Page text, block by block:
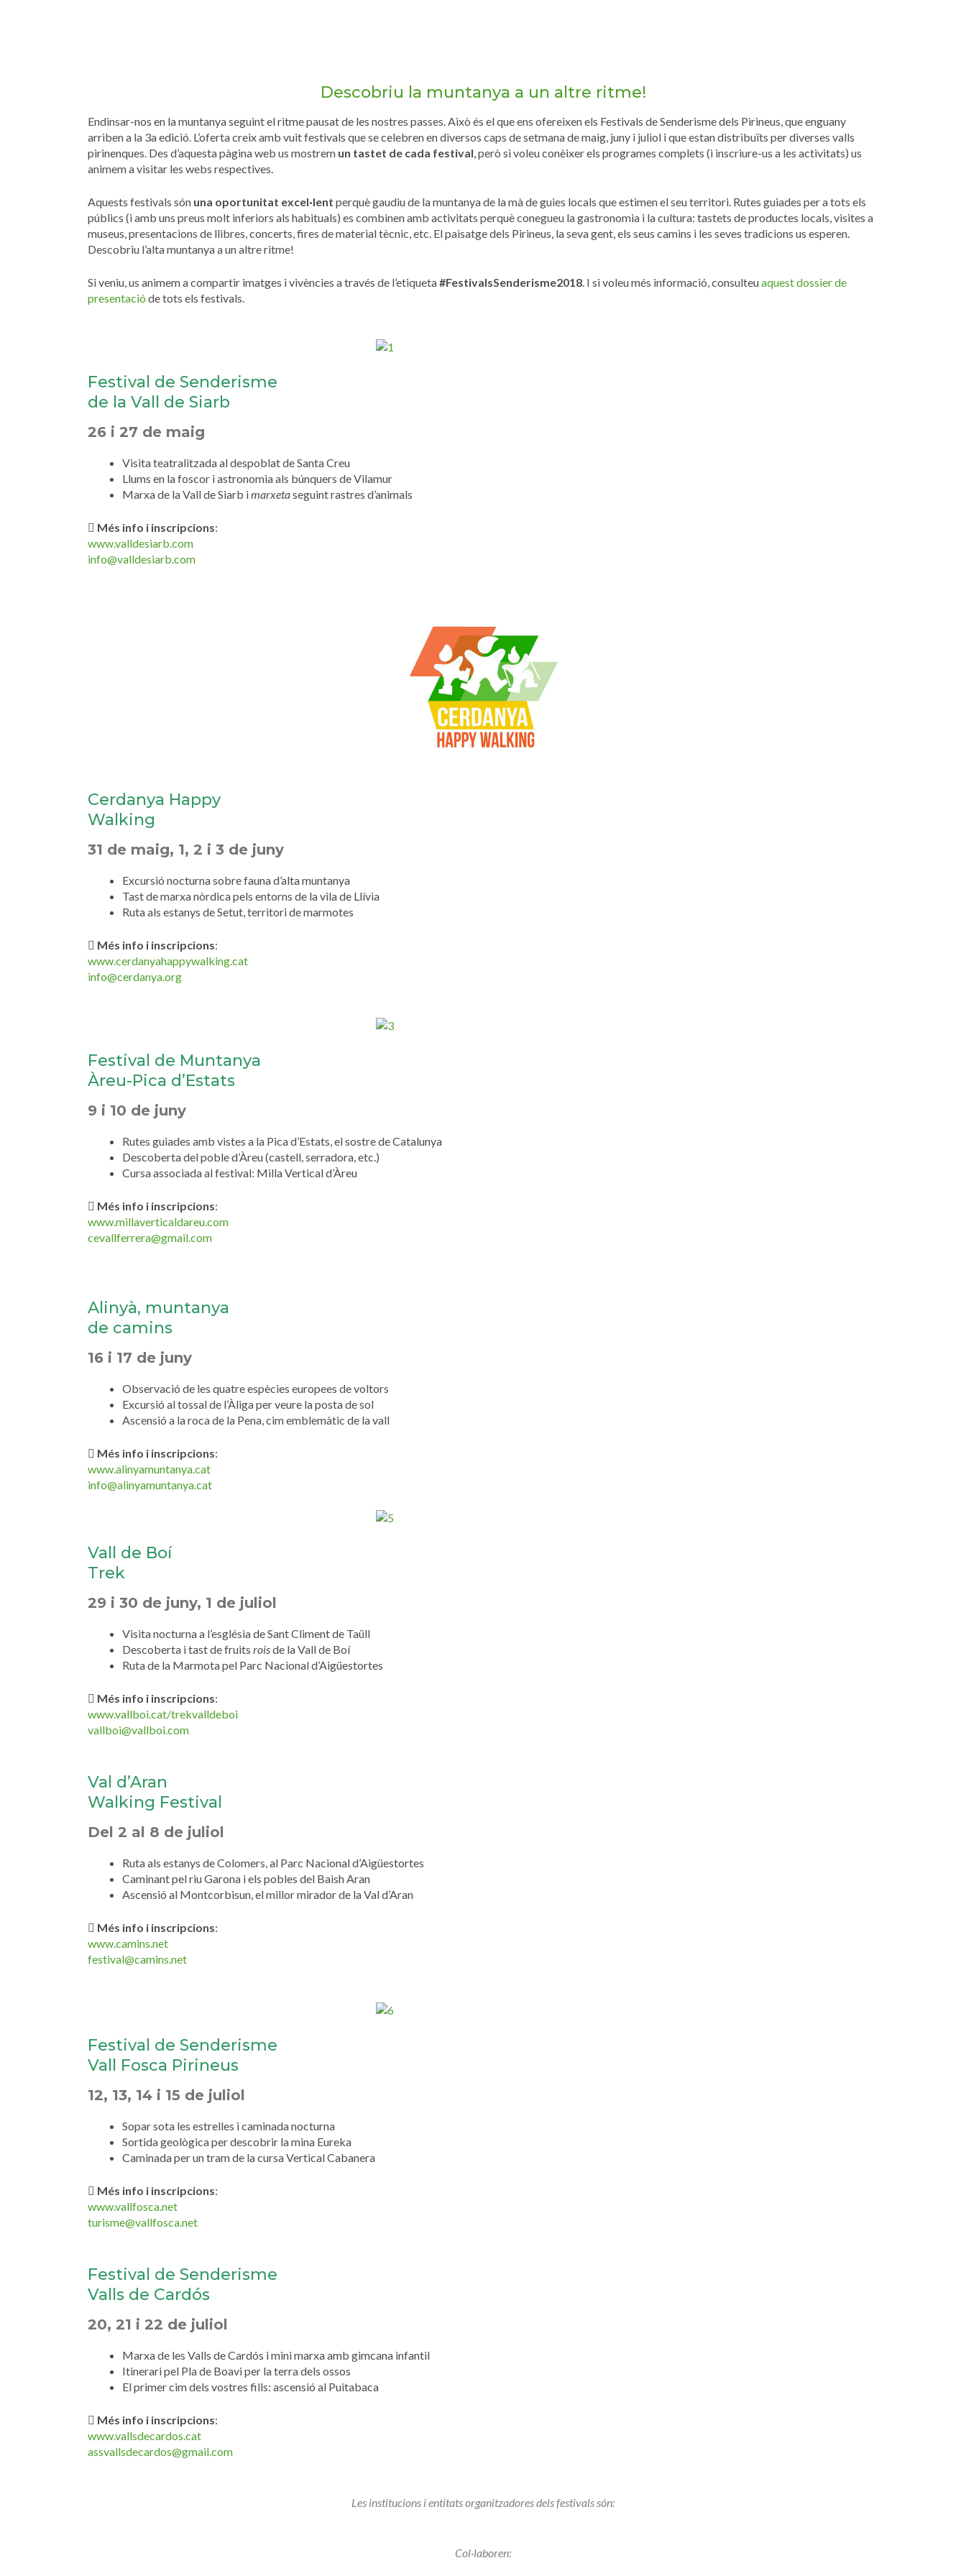
Descobriu la muntanya a un altre ritme!
Endinsar-nos en la muntanya seguint el ritme pausat de les nostres passes. Això és el que ens ofereixen els Festivals de Senderisme dels Pirineus, que enguany
arriben a la 3a edició. L’oferta creix amb vuit festivals que se celebren en diversos caps de setmana de maig, juny i juliol i que estan distribuïts per diverses valls
pirinenques. Des d’aquesta pàgina web us mostrem un tastet de cada festival, però si voleu conèixer els programes complets (i inscriure-us a les activitats) us
animem a visitar les webs respectives.
Aquests festivals són una oportunitat excel·lent perquè gaudiu de la muntanya de la mà de guies locals que estimen el seu territori. Rutes guiades per a tots els
públics (i amb uns preus molt inferiors als habituals) es combinen amb activitats perquè conegueu la gastronomia i la cultura: tastets de productes locals, visites a
museus, presentacions de llibres, concerts, fires de material tècnic, etc. El paisatge dels Pirineus, la seva gent, els seus camins i les seves tradicions us esperen.
Descobriu l’alta muntanya a un altre ritme!
Si veniu, us animem a compartir imatges i vivències a través de l’etiqueta#FestivalsSenderisme2018. I si voleu més informació, consulteuaquest dossier de
presentació de tots els festivals.
Festival de Senderisme
de la Vall de Siarb
26 i 27 de maig
Visita teatralitzada al despoblat de Santa Creu
Llums en la foscor i astronomia als búnquers de Vilamur
Marxa de la Vall de Siarb imarxetaseguint rastres d’animals
Més info i inscripcions:
www.valldesiarb.com
info@valldesiarb.com
Cerdanya Happy
Walking
31 de maig, 1, 2 i 3 de juny
Excursió nocturna sobre fauna d’alta muntanya
Tast de marxa nòrdica pels entorns de la vila de Llívia
Ruta als estanys de Setut, territori de marmotes
Més info i inscripcions:
www.cerdanyahappywalking.cat
info@cerdanya.org
Festival de Muntanya
Àreu-Pica d’Estats
9 i 10 de juny
Rutes guiades amb vistes a la Pica d’Estats, el sostre de Catalunya
Descoberta del poble d’Àreu (castell, serradora, etc.)
Cursa associada al festival: Milla Vertical d’Àreu
Més info i inscripcions:
www.millaverticaldareu.com
cevallferrera@gmail.com
Alinyà, muntanya
de camins
16 i 17 de juny
Observació de les quatre espècies europees de voltors
Excursió al tossal de l’Àliga per veure la posta de sol
Ascensió a la roca de la Pena, cim emblemàtic de la vall
Més info i inscripcions:
www.alinyamuntanya.cat
info@alinyamuntanya.cat
Vall de Boí
Trek
29 i 30 de juny, 1 de juliol
Visita nocturna a l’església de Sant Climent de Taüll
Descoberta i tast de fruits roisde la Vall de Boí
Ruta de la Marmota pel Parc Nacional d’Aigüestortes
Més info i inscripcions:
www.vallboi.cat/trekvalldeboi
vallboi@vallboi.com
Val d’Aran
Walking Festival
Del 2 al 8 de juliol
Ruta als estanys de Colomers, al Parc Nacional d’Aigüestortes
Caminant pel riu Garona i els pobles del Baish Aran
Ascensió al Montcorbisun, el millor mirador de la Val d’Aran
Més info i inscripcions:
www.camins.net
festival@camins.net
Festival de Senderisme
Vall Fosca Pirineus
12, 13, 14 i 15 de juliol
Sopar sota les estrelles i caminada nocturna
Sortida geològica per descobrir la mina Eureka
Caminada per un tram de la cursa Vertical Cabanera
Més info i inscripcions:
www.vallfosca.net
turisme@vallfosca.net
Festival de Senderisme
Valls de Cardós
20, 21 i 22 de juliol
Marxa de les Valls de Cardós i mini marxa amb gimcana infantil
Itinerari pel Pla de Boavi per la terra dels ossos
El primer cim dels vostres fills: ascensió al Puitabaca
Més info i inscripcions:
www.vallsdecardos.cat
assvallsdecardos@gmail.com
Les institucions i entitats organitzadores dels festivals són:
Col·laboren: